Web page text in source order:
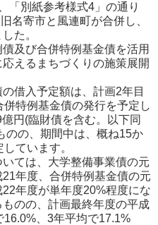
「別紙参考様式4」の通り
名寄市と風連町が合併し、
た。
及び合併特例基金債を活用
えるまちづくりの施策展開
借入予定額は、計画2年目
特例基金債の発行を予定し
円(臨財債を含む。以下同
のの、期間中は、概ね15か
ています。
ては、大学整備事業債の元
年度、合併特例基金債の元
年度が単年度20%程度にな
のの、計画最終年度の平成
16.0%、3年平均で17.1%